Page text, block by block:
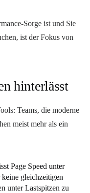
Sorge ist und Sie
ist der Fokus von
hinterlässt
Teams, die moderne
meist mehr als ein
Page Speed unter
gleichzeitigen
unter Lastspitzen zu